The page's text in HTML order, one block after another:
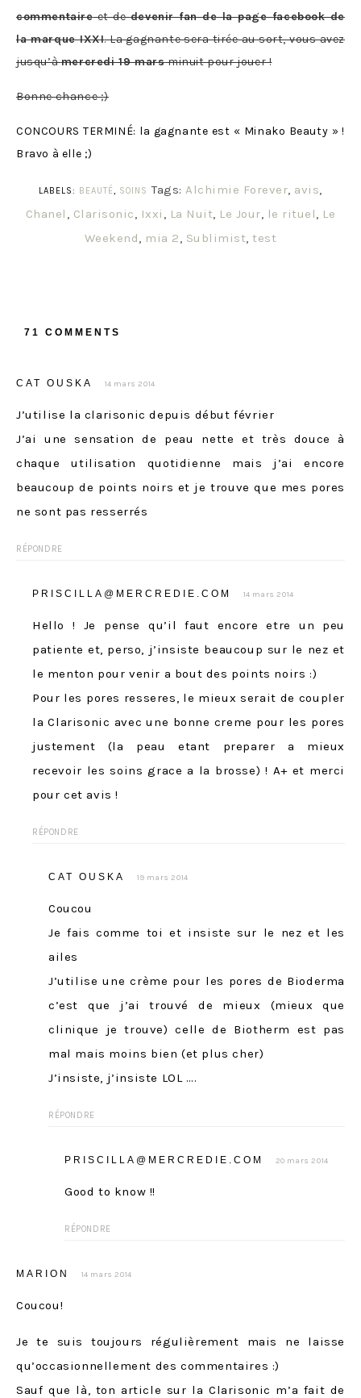
commentaireet dedevenir fan de la page facebook de
la marque IXXI. La gagnante sera tirée au sort, vous avez
jusqu’àmercredi 19 marsminuit pour jouer !
Bonne chance ;)
CONCOURS TERMINÉ: la gagnante est « Minako Beauty » !
Bravo à elle ;)
LABELS: BEAUTÉ, SOINS Tags:Alchimie Forever, avis,
Chanel , Clarisonic, Ixxi , La Nuit, Le Jour, le rituel, Le
Weekend, mia 2, Sublimist,test
71 COMMENTS
CAT OUSKA 14 mars 2014
J’utilise la clarisonic depuis début février
J’ai une sensation de peau nette et très douce à
chaque utilisation quotidienne mais j’ai encore
beaucoup de points noirs et je trouve que mes pores
ne sont pas resserrés
RÉPONDRE
PRISCILLA@MERCREDIE.COM 14 mars 2014
Hello ! Je pense qu’il faut encore etre un peu
patiente et, perso, j’insiste beaucoup sur le nez et
le menton pour venir a bout des points noirs :)
Pour les pores resseres, le mieux serait de coupler
la Clarisonic avec une bonne creme pour les pores
justement (la peau etant preparer a mieux
recevoir les soins grace a la brosse) ! A+ et merci
pour cet avis !
RÉPONDRE
CAT OUSKA 19 mars 2014
Coucou
Je fais comme toi et insiste sur le nez et les
ailes
J’utilise une crème pour les pores de Bioderma
c’est que j’ai trouvé de mieux (mieux que
clinique je trouve) celle de Biotherm est pas
mal mais moins bien (et plus cher)
J’insiste, j’insiste LOL ….
RÉPONDRE
PRISCILLA@MERCREDIE.COM 20 mars 2014
Good to know !!
RÉPONDRE
MARION 14 mars 2014
Coucou!
Je te suis toujours régulièrement mais ne laisse
qu’occasionnellement des commentaires :)
Sauf que là, ton article sur la Clarisonic m’a fait de